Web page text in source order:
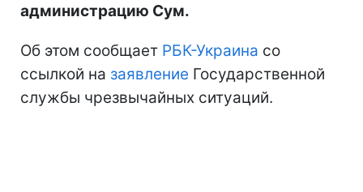
администрацию Сум.
Об этом сообщает РБК-Украина со
ссылкой на заявление Государственной
службы чрезвычайных ситуаций.